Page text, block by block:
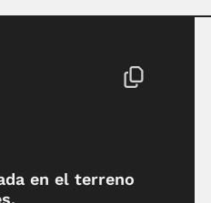
en el terreno